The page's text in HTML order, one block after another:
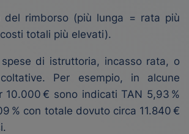
del rimborso (più lunga = rata più
totali più elevati).
spese di istruttoria, incasso rata, o
Per esempio, in alcune
10.000 € sono indicati TAN 5,93 %
% con totale dovuto circa 11.840 €